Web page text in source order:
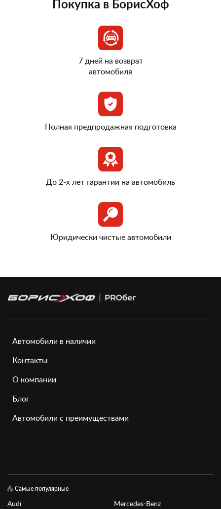
Покупка в БорисХоф
7 дней на возврат
автомобиля
Полная предпродажная подготовка
До 2-х лет гарантии на автомобиль
Юридически чистые автомобили
Автомобили в наличии
Контакты
О компании
Блог
Автомобили с преимуществами
Самые популярные
Audi
Mercedes-Benz